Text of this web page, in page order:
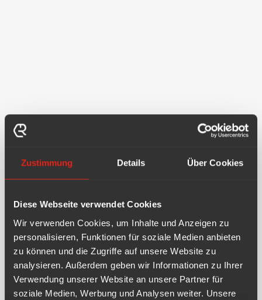
Zustimmung Details Über Cookies
Diese Webseite verwendet Cookies
Wir verwenden Cookies, um Inhalte und Anzeigen zu
personalisieren, Funktionen für soziale Medien anbieten
zu können und die Zugriffe auf unsere Website zu
analysieren. Außerdem geben wir Informationen zu Ihrer
Verwendung unserer Website an unsere Partner für
soziale Medien, Werbung und Analysen weiter. Unsere
FAQ
Häufige Fragen rund um
Kaffeemaschinen, Zubehör
& Service
Hier finden Sie Antworten auf die wichtigsten Fragen
zu Kaffeemaschinen, Service, Reparatur, Zubehör und
Schulungen. So haben Sie alle Infos auf einen Blick.
Kontakt aufnehmen